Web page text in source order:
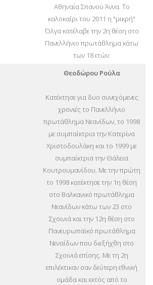
Αθηναία Σπανού Άννα. Το
καλοκαίρι του 2011 η "μικρή"
Όλγα κατέλαβε την 2η θέση στο
Πανελλήνιο πρωτάθλημα κάτω
των 18 ετών.
Θεοδώρου Ρούλα
Κατέκτησε για δυο συνεχόμενες
χρονιές το Πανελλήνιο
πρωτάθλημα Νεανίδων, το 1998
με συμπαίκτρια την Κατερίνα
Χριστοδουλάκη και το 1999 με
συμπαίκτρια την Θάλεια
Κουτρουμανίδου. Με την πρώτη
το 1998 κατέκτησε την 1η θέση
στο Βαλκανικό πρωτάθλημα
Νεανίδων κάτω των 23 στο
Σχοινιά και την 12η θέση στο
Πανευρωπαϊκό πρωτάθλημα
Νεναίδων που διεξήχθη στο
Σχοινιά επίσης. Με τη 2η
επιλέκτικαν σαν δεύτερη εθνική
ομάδα και εκτός από το